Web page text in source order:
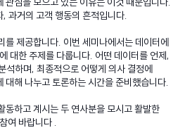
과거의 고객 행동의 흔적입니다.
를 제공합니다. 이번 세미나에서는 데이터에
대한 주제를 다룹니다. 어떤 데이터를 언제,
석하며, 최종적으로 어떻게 의사 결정에
대해 나누고 토론하는 시간을 준비했습니다.
동하고 계시는 두 연사분을 모시고 활발한
여 바랍니다 .